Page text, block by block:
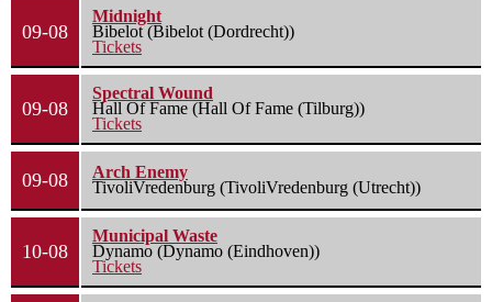
09-08
Midnight
Bibelot (Bibelot (Dordrecht))
Tickets
09-08
Spectral Wound
Hall Of Fame (Hall Of Fame (Tilburg))
Tickets
09-08
Arch Enemy
TivoliVredenburg (TivoliVredenburg (Utrecht))
10-08
Municipal Waste
Dynamo (Dynamo (Eindhoven))
Tickets